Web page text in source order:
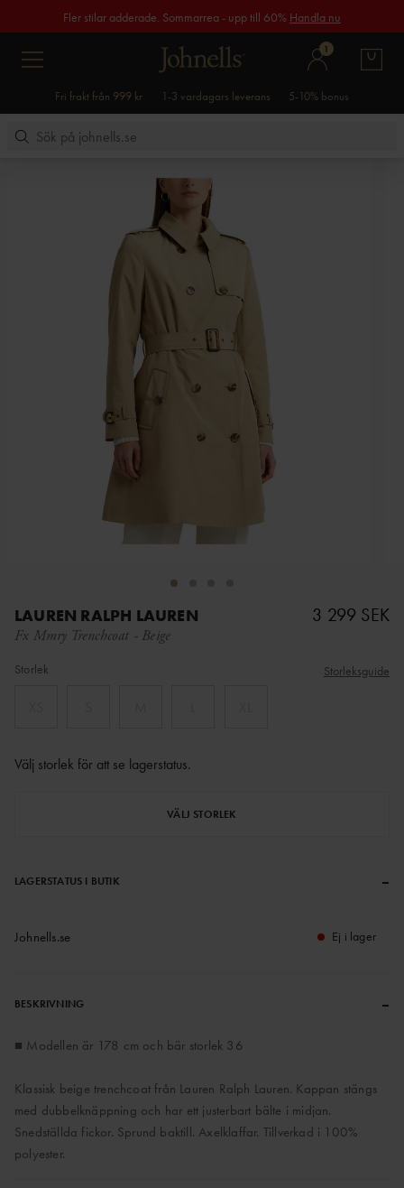
Fler stilar adderade. Sommarrea - upp till 60% Handla nu
1
Fri frakt från 999 kr 1-3 vardagars leverans 5-10% bonus
LAUREN RALPH LAUREN
Fx Mmry Trenchcoat - Beige
3 299 SEK
Storlek Storleksguide
Välj storlek för att se lagerstatus.
VÄLJ STORLEK
LAGERSTATUS I BUTIK –
Johnells.se Ej i lager
BESKRIVNING –
■ Modellen är 178 cm och bär storlek 36
Klassisk beige trenchcoat från Lauren Ralph Lauren. Kappan stängs
med dubbelknäppning och har ett justerbart bälte i midjan.
Snedställda fickor. Sprund baktill. Axelklaffar. Tillverkad i 100%
polyester.